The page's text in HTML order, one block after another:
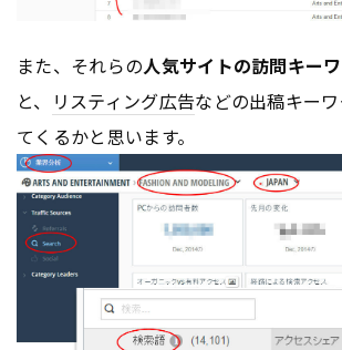
また、それらの人気サイトの訪問キー
と、 リスティング広告などの出稿キー
てくるかと思います。